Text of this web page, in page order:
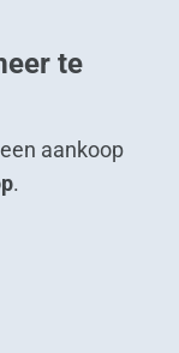
te
aankoop
.